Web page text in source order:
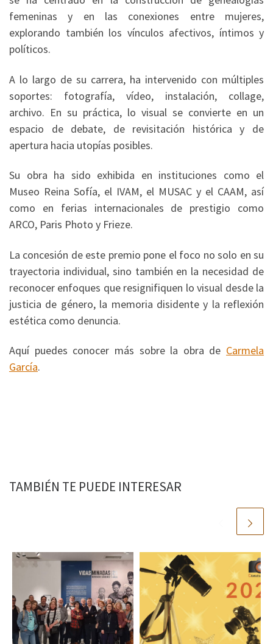
femeninas y en las conexiones entre mujeres,
explorando también los vínculos afectivos, íntimos y
políticos.
A lo largo de su carrera, ha intervenido con múltiples
soportes: fotografía, vídeo, instalación, collage,
archivo. En su práctica, lo visual se convierte en un
espacio de debate, de revisitación histórica y de
apertura hacia utopías posibles.
Su obra ha sido exhibida en instituciones como el
Museo Reina Sofía, el IVAM, el MUSAC y el CAAM, así
como en ferias internacionales de prestigio como
ARCO, Paris Photo y Frieze.
La concesión de este premio pone el foco no solo en su
trayectoria individual, sino también en la necesidad de
reconocer enfoques que resignifiquen lo visual desde la
justicia de género, la memoria disidente y la reflexión
estética como denuncia.
Aquí puedes conocer más sobre la obra de Carmela
García.
TAMBIÉN TE PUEDE INTERESAR